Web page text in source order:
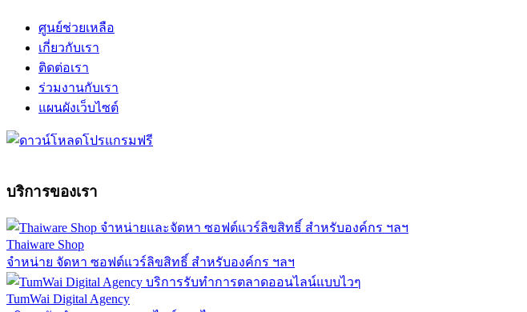
ศูนย์ช่วยเหลือ
เกี่ยวกับเรา
ติดต่อเรา
ร่วมงานกับเรา
แผนผังเว็บไซต์
บริการของเรา
Thaiware Shop
จำหน่าย จัดหา ซอฟต์แวร์ลิขสิทธิ์ สำหรับองค์กร ฯลฯ
TumWai Digital Agency